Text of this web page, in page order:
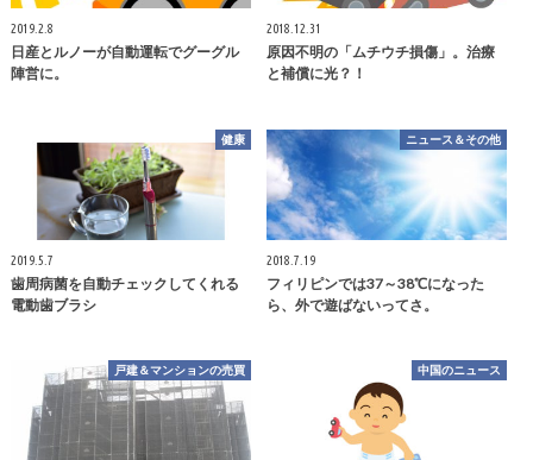
2019.2.8
日産とルノーが自動運転でグーグル
陣営に。
2018.12.31
原因不明の「ムチウチ損傷」。治療
と補償に光？！
健康
2019.5.7
歯周病菌を自動チェックしてくれる
電動歯ブラシ
ニュース＆その他
2018.7.19
フィリピンでは37～38℃になった
ら、外で遊ばないってさ。
戸建＆マンションの売買 中国のニュース